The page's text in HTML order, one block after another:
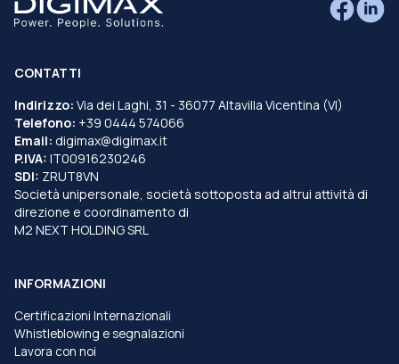
CONTATTI
Indirizzo: Via dei Laghi, 31 - 36077 Altavilla Vicentina (VI)
Telefono: +39 0444 574066
Email: digimax@digimax.it
P.IVA: IT00916230246
SDI: ZRUT8VN
Società unipersonale, società sottoposta ad altrui attività di
direzione e coordinamento di
M2 NEXT HOLDING SRL
INFORMAZIONI
Certificazioni Internazionali
Whistleblowing e segnalazioni
Lavora con noi